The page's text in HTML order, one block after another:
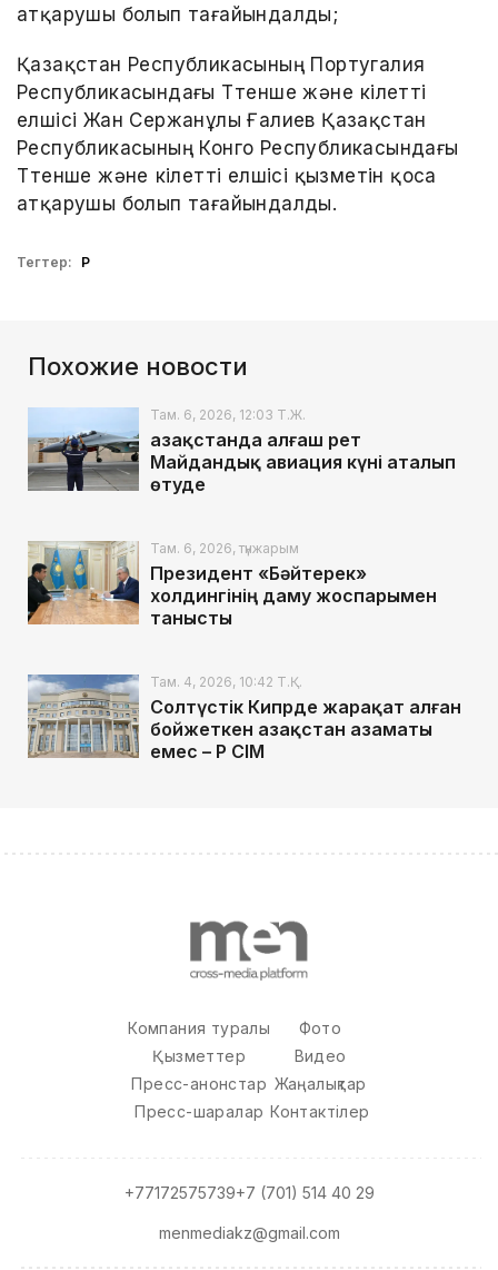
атқарушы болып тағайындалды;
Қазақстан Республикасының Португалия
Республикасындағы Төтенше және өкілетті
елшісі Жан Сержанұлы Ғалиев Қазақстан
Республикасының Конго Республикасындағы
Төтенше және өкілетті елшісі қызметін қоса
атқарушы болып тағайындалды.
Тегтер: ҚР
Похожие новости
Там. 6, 2026, 12:03 Т.Ж.
Қазақстанда алғаш рет
Майдандық авиация күні аталып
өтуде
Там. 6, 2026, түнжарым
Президент «Бәйтерек»
холдингінің даму жоспарымен
танысты
Там. 4, 2026, 10:42 Т.Қ.
Солтүстік Кипрде жарақат алған
бойжеткен Қазақстан азаматы
емес – ҚР СІМ
Компания туралы
Қызметтер
Пресс-анонстар
Пресс-шаралар
Фото
Видео
Жаңалықтар
Контактілер
menmediakz@gmail.com
+77172575739+7 (701) 514 40 29